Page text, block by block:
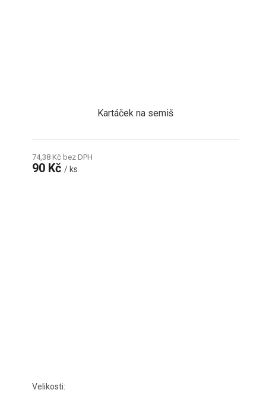
Kartáček na semiš
74,38 Kč bez DPH
90 Kč/ ks